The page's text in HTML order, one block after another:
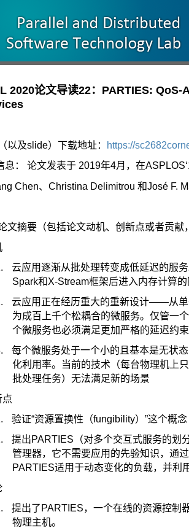
2020论文导读22：PARTIES:
以及slide）下载地址：
https://
息： 论文发表于 2019年4月，在ASPLOS‘
Chen、 Christina Delimitrou 和José F.
文摘要（包括论文动机、创新点或者贡献
云应用逐渐从批处理转变成低延迟的服
Spark和X-Stream框架后进入内存计算
云应用正在经历重大的重新设计——从
为成百上千个松耦合的微服务。仅管一
个微服务也必须满足更加严格的延迟约
每个微服务处于一个小的且基本是无状
化利用率。当前的技术（每台物理机上
批处理任务）无法满足新的场景
点
验证“资源置换性（fungibility）”这个概念
提出PARTIES （对多个交互式服务的划
管理器，它不需要应用的先验知识，通
PARTIES适用于动态变化的负载，并利
提出了 PARTIES，一个在线的资源控制
物理主机。